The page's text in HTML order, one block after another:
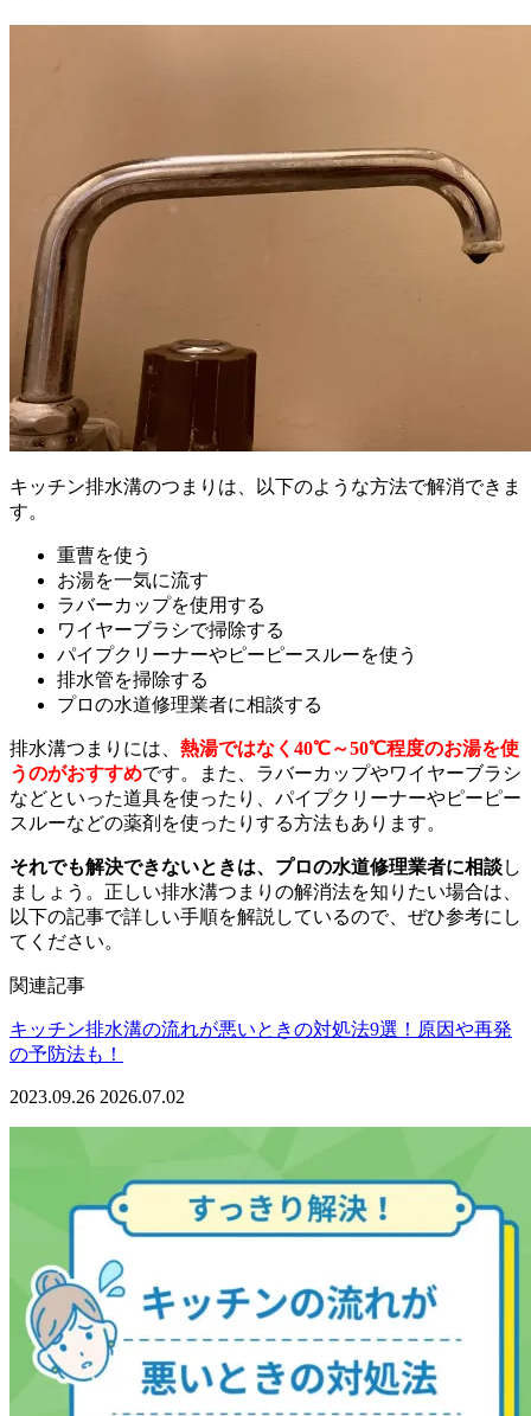
キッチン排水溝のつまりは、以下のような方法で解消できま
す。
重曹を使う
お湯を一気に流す
ラバーカップを使用する
ワイヤーブラシで掃除する
パイプクリーナーやピーピースルーを使う
排水管を掃除する
プロの水道修理業者に相談する
排水溝つまりには、 熱湯ではなく40℃～50℃程度のお湯を使
うのがおすすめです。また、ラバーカップやワイヤーブラシ
などといった道具を使ったり、パイプクリーナーやピーピー
スルーなどの薬剤を使ったりする方法もあります。
それでも解決できないときは、プロの水道修理業者に相談し
ましょう。正しい排水溝つまりの解消法を知りたい場合は、
以下の記事で詳しい手順を解説しているので、ぜひ参考にし
てください。
関連記事
キッチン排水溝の流れが悪いときの対処法9選！原因や再発
の予防法も！
2023.09.26 2026.07.02